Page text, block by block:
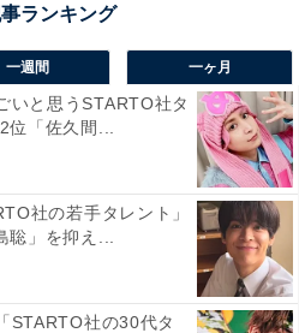
る商品をAmazonで見る
一週間 一ヶ月
いと思うSTARTO社タ
位「佐久間...
社の若手タレント」
聡」を抑え...
STARTO社の30代タ